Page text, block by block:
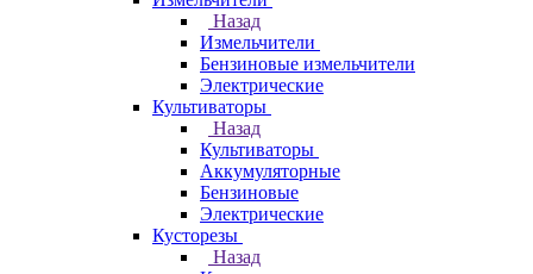
Назад
Измельчители
Бензиновые измельчители
Электрические
Культиваторы
Назад
Культиваторы
Аккумуляторные
Бензиновые
Электрические
Кусторезы
Назад